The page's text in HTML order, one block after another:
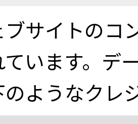
ブサイトのコ
います。デ
のようなクレ